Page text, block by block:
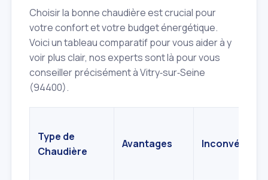
Choisir la bonne chaudière est crucial pour
votre confort et votre budget énergétique.
Voici un tableau comparatif pour vous aider à y
voir plus clair, nos experts sont là pour vous
conseiller précisément à Vitry‑sur‑Seine
(94400).
Type de
Chaudière
Avantages